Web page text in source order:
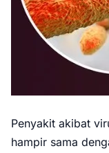
Penyakit akibat
hampir sama